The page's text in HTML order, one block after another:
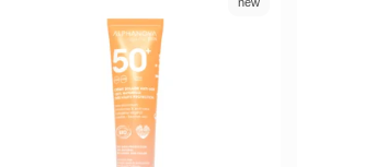
new